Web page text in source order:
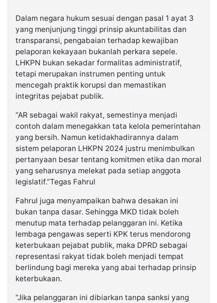
Dalam negara hukum sesuai dengan pasal 1 ayat 3
yang menjunjung tinggi prinsip akuntabilitas dan
transparansi, pengabaian terhadap kewajiban
pelaporan kekayaan bukanlah perkara sepele.
LHKPN bukan sekadar formalitas administratif,
tetapi merupakan instrumen penting untuk
mencegah praktik korupsi dan memastikan
integritas pejabat publik.
“AR sebagai wakil rakyat, semestinya menjadi
contoh dalam menegakkan tata kelola pemerintahan
yang bersih. Namun ketidakhadirannya dalam
sistem pelaporan LHKPN 2024 justru menimbulkan
pertanyaan besar tentang komitmen etika dan moral
yang seharusnya melekat pada setiap anggota
legislatif.”Tegas Fahrul
Fahrul juga menyampaikan bahwa desakan ini
bukan tanpa dasar. Sehingga MKD tidak boleh
menutup mata terhadap pelanggaran ini. Ketika
lembaga pengawas seperti KPK terus mendorong
keterbukaan pejabat publik, maka DPRD sebagai
representasi rakyat tidak boleh menjadi tempat
berlindung bagi mereka yang abai terhadap prinsip
keterbukaan.
“Jika pelanggaran ini dibiarkan tanpa sanksi yang